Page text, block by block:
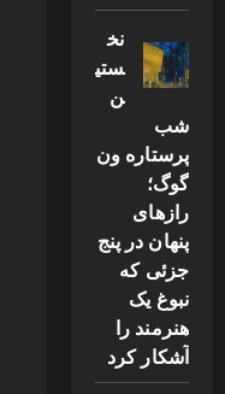
نخ
ستی
ن
شب
پرستاره ون
گوگ؛
رازهای
پنهان در پنج
جزئی که
نبوغ یک
هنرمند را
آشکار کرد